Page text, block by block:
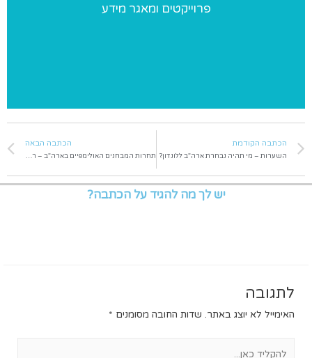
פרוייקטים ומאגר מידע
פרוייקטים מיוחדים שאנו מבצעים ומאגר מידע בנושאי התעמלות
הכתבה הקודמת
השערות – מי תהיה נבחרת ארה"ב ללונדון?
הכתבה הבאה
תחרות המבחנים האולימפיים בארה"ב – רשימת המשתתפים
יש לך מה להגיד על הכתבה?
לתגובה
האימייל לא יוצג באתר. שדות החובה מסומנים *